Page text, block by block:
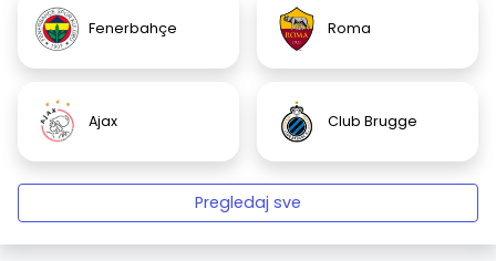
Fenerbahçe Roma
Ajax Club Brugge
Pregledaj sve